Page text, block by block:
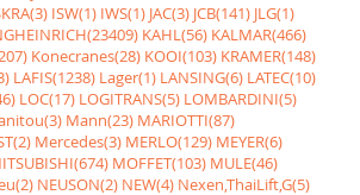
ISW(1) IWS(1) JAC(3) JCB(141) JLG(1)
KAHL(56) KALMAR(466)
Konecranes(28) KOOI(103) KRAMER(148)
LAFIS(1238) Lager(1) LANSING(6) LATEC(10)
LOC(17) LOGITRANS(5) LOMBARDINI(5)
Mann(23) MARIOTTI(87)
Mercedes(3) MERLO(129) MEYER(6)
MOFFET(103) MULE(46)
NEUSON(2) NEW(4) Nexen,ThaiLift,G(5)